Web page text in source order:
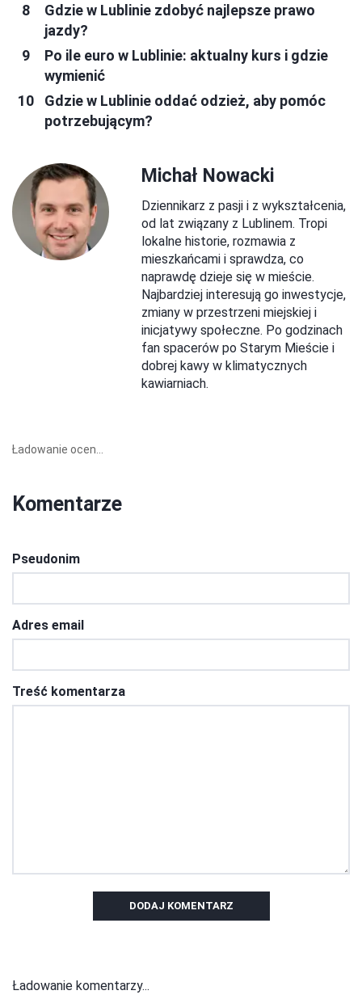
Gdzie w Lublinie zdobyć najlepsze prawo
jazdy?
Po ile euro w Lublinie: aktualny kurs i gdzie
wymienić
Gdzie w Lublinie oddać odzież, aby pomóc
potrzebującym?
Michał Nowacki
Dziennikarz z pasji i z wykształcenia,
od lat związany z Lublinem. Tropi
lokalne historie, rozmawia z
mieszkańcami i sprawdza, co
naprawdę dzieje się w mieście.
Najbardziej interesują go inwestycje,
zmiany w przestrzeni miejskiej i
inicjatywy społeczne. Po godzinach
fan spacerów po Starym Mieście i
dobrej kawy w klimatycznych
kawiarniach.
Ładowanie ocen...
Komentarze
Pseudonim
Adres email
Treść komentarza
DODAJ KOMENTARZ
Ładowanie komentarzy...